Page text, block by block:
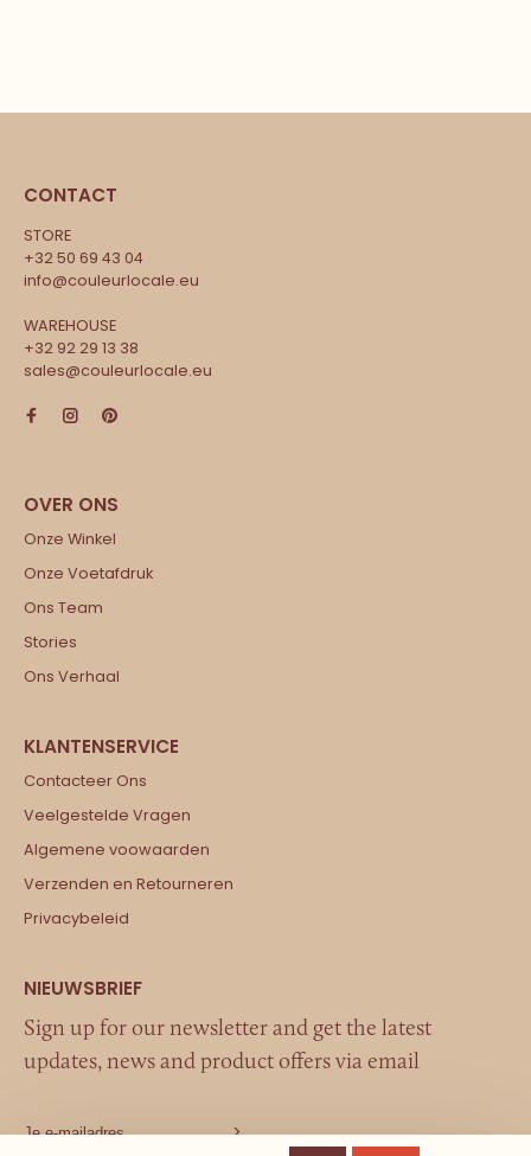
CONTACT
STORE
+32 50 69 43 04
info@couleurlocale.eu
WAREHOUSE
+32 92 29 13 38
sales@couleurlocale.eu
Onze Winkel
Onze Voetafdruk
Ons Team
Stories
Ons Verhaal
Contacteer Ons
Veelgestelde Vragen
Algemene voowaarden
Verzenden en Retourneren
Privacybeleid
Sign up for our newsletter and get the latest
updates, news and product offers via email